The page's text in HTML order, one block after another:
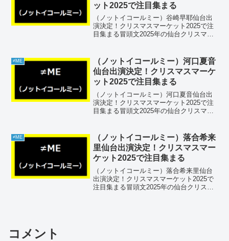
ット2025で注目集まる
（ノットイコールミー）谷崎早耶仙台出
演決定！クリスマスマーケット2025で注
目集まる冒頭文2025年の仙台クリスマス
演することが決定し、ファンの間で大き
な話題となって...
≠ME
（ノットイコールミー）河口夏音
仙台出演決定！クリスマスマーケ
ット2025で注目集まる
（ノットイコールミー）河口夏音仙台出
演決定！クリスマスマーケット2025で注
目集まる冒頭文2025年の仙台クリスマス
演することが決定し、ファンの間で大き
な話題となって...
≠ME
（ノットイコールミー）落合希来
里仙台出演決定！クリスマスマー
ケット2025で注目集まる
（ノットイコールミー）落合希来里仙台
出演決定！クリスマスマーケット2025で
注目集まる冒頭文2025年の仙台クリスマ
コメント